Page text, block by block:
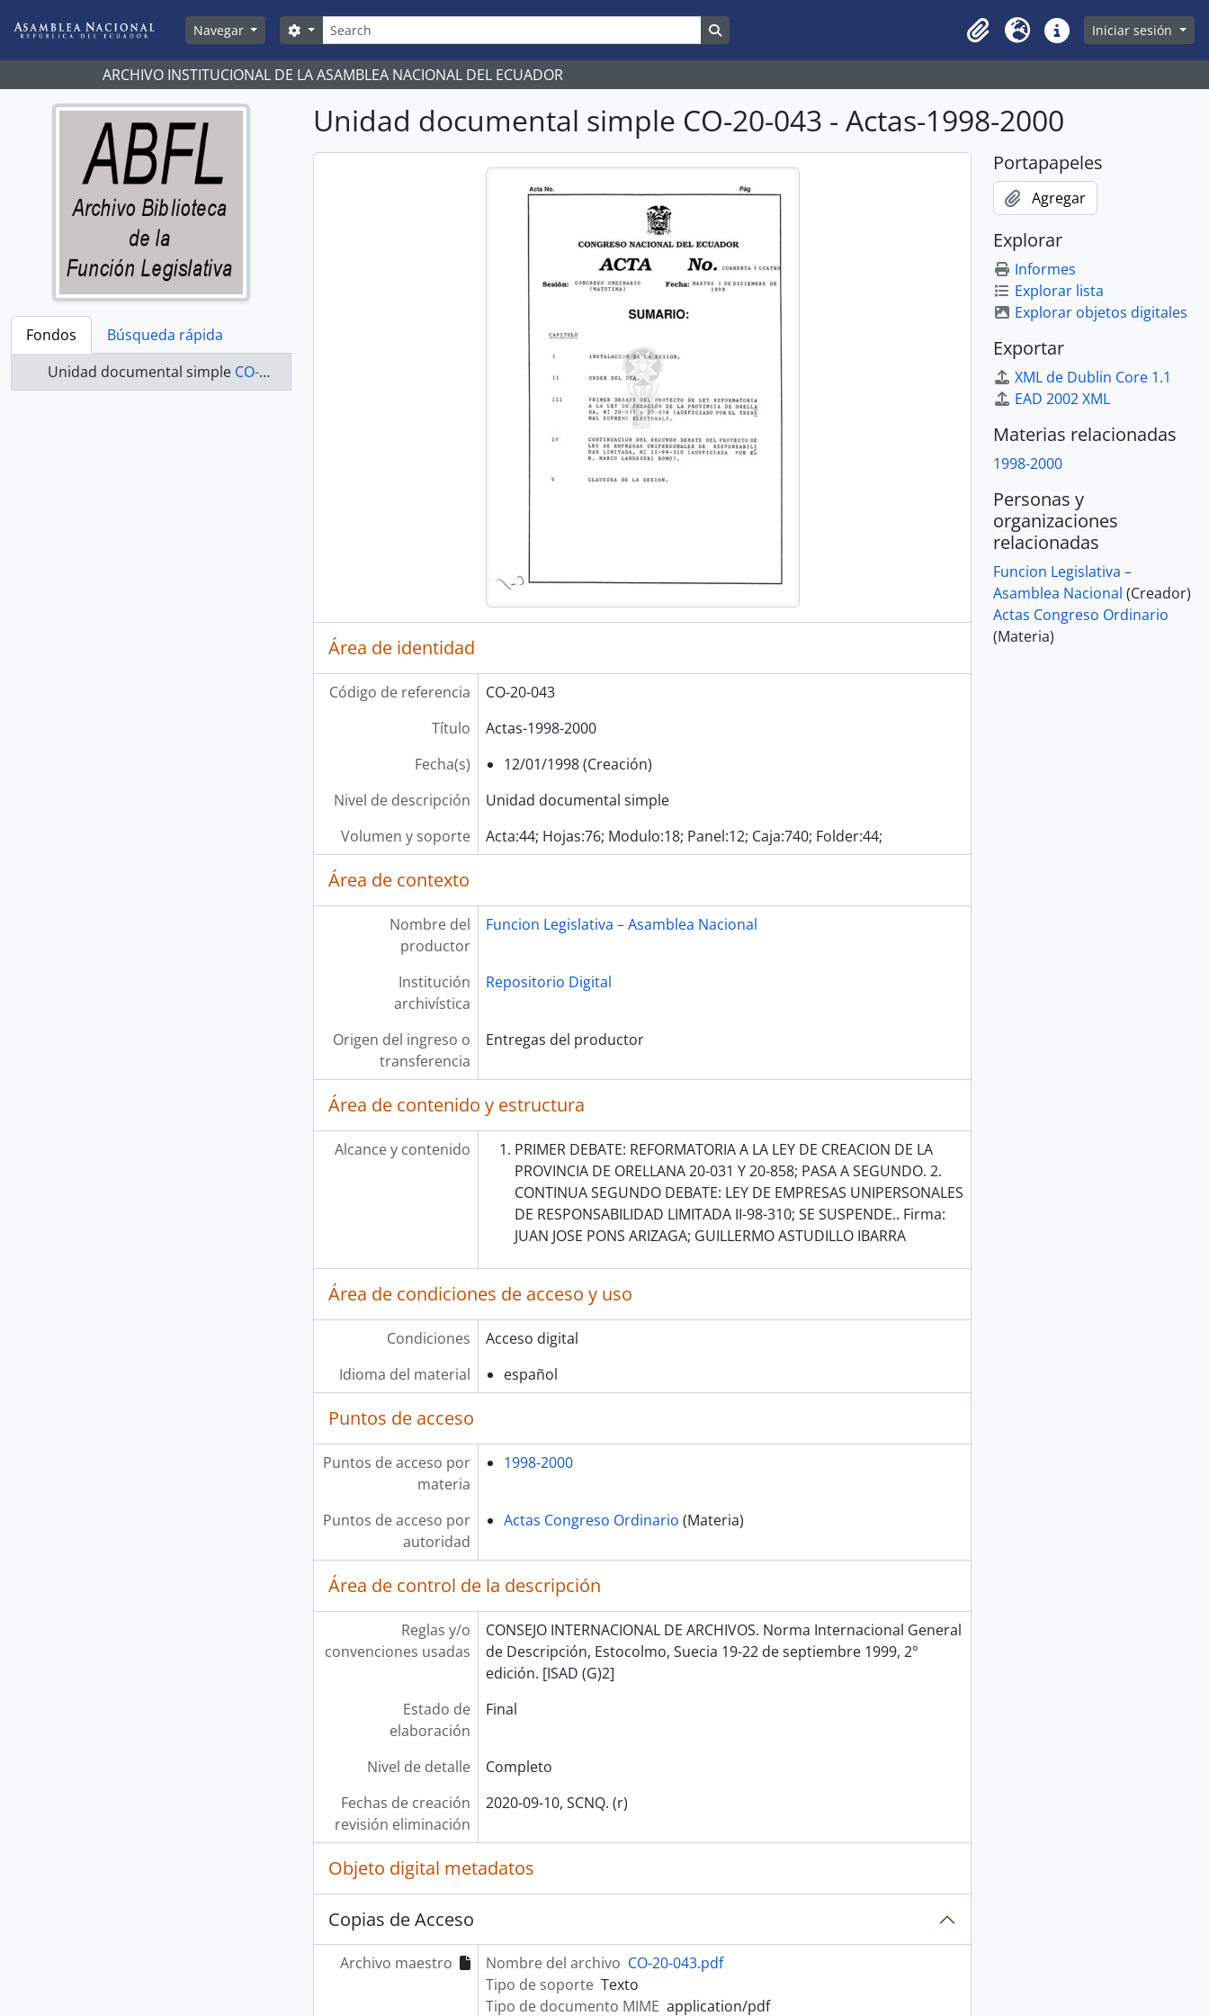
Navegar
Búsqueda
Search options
Clipboard
Idioma Enlaces rápidos
Iniciar sesión
ARCHIVO INSTITUCIONAL DE LA ASAMBLEA NACIONAL DEL ECUADOR
Fondos
Búsqueda rápida
Unidad documental simple CO-20-043 - Actas-1998-2000
Unidad documental simple CO-20-043 - Actas-1998-2000
Área de identidad
Código de referencia
CO-20-043
Título
Actas-1998-2000
Fecha(s)
12/01/1998 (Creación)
Nivel de descripción
Unidad documental simple
Volumen y soporte
Acta:44; Hojas:76; Modulo:18; Panel:12; Caja:740; Folder:44;
Área de contexto
Nombre del
productor
Funcion Legislativa – Asamblea Nacional
Institución
archivística
Repositorio Digital
Origen del ingreso o
transferencia
Entregas del productor
Área de contenido y estructura
Alcance y contenido
PRIMER DEBATE: REFORMATORIA A LA LEY DE CREACION DE LA
PROVINCIA DE ORELLANA 20-031 Y 20-858; PASA A SEGUNDO. 2.
CONTINUA SEGUNDO DEBATE: LEY DE EMPRESAS UNIPERSONALES
DE RESPONSABILIDAD LIMITADA II-98-310; SE SUSPENDE.. Firma:
JUAN JOSE PONS ARIZAGA; GUILLERMO ASTUDILLO IBARRA
Área de condiciones de acceso y uso
Condiciones
Acceso digital
Idioma del material
español
Puntos de acceso
Puntos de acceso por
materia
1998-2000
Puntos de acceso por
autoridad
Actas Congreso Ordinario (Materia)
Área de control de la descripción
Reglas y/o
convenciones usadas
CONSEJO INTERNACIONAL DE ARCHIVOS. Norma Internacional General
de Descripción, Estocolmo, Suecia 19-22 de septiembre 1999, 2°
edición. [ISAD (G)2]
Estado de
elaboración
Final
Nivel de detalle
Completo
Fechas de creación
revisión eliminación
2020-09-10, SCNQ. (r)
Objeto digital metadatos
Copias de Acceso
Archivo maestro Nombre del archivo CO-20-043.pdf
Tipo de soporte Texto
Tipo de documento MIME application/pdf
Portapapeles
Agregar
Explorar
Informes
Explorar lista
Explorar objetos digitales
Exportar
XML de Dublin Core 1.1
EAD 2002 XML
Materias relacionadas
1998-2000
Personas y
organizaciones
relacionadas
Funcion Legislativa –
Asamblea Nacional (Creador)
Actas Congreso Ordinario
(Materia)